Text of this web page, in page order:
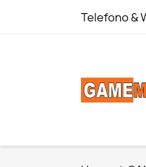
Telefono &